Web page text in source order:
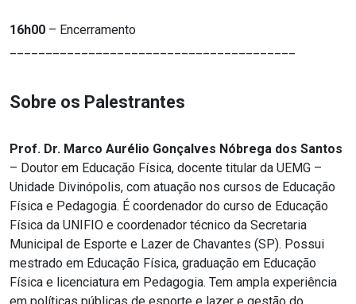
16h00 – Encerramento
Sobre os Palestrantes
Prof. Dr. Marco Aurélio Gonçalves Nóbrega dos Santos
– Doutor em Educação Física, docente titular da UEMG –
Unidade Divinópolis, com atuação nos cursos de Educação
Física e Pedagogia. É coordenador do curso de Educação
Física da UNIFIO e coordenador técnico da Secretaria
Municipal de Esporte e Lazer de Chavantes (SP). Possui
mestrado em Educação Física, graduação em Educação
Física e licenciatura em Pedagogia. Tem ampla experiência